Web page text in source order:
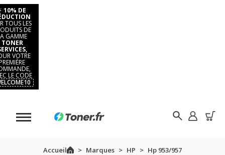
10% DE
TOUS LES
DE
GAMME
TONER
VOTRE
LE CODE
Accueil Marques HP Hp 953/957